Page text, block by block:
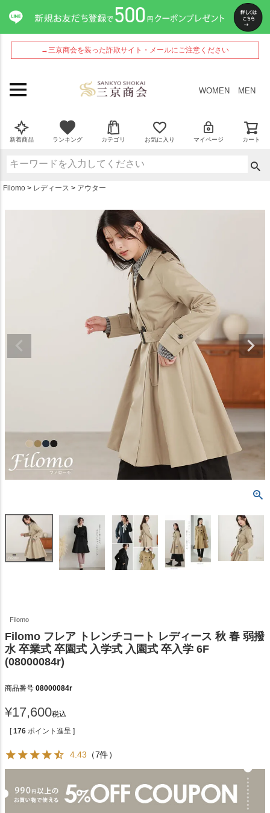
→三京商会を装った詐欺サイト・メールにご注意ください
WOMEN MEN
新着商品 ランキング カテゴリ お気に入り マイページ カート
Filomo レディース アウター
Filomo
Filomo フレア トレンチコート レディース 秋 春 弱撥
水 卒業式 卒園式 入学式 入園式 卒入学 6F
(08000084r)
商品番号 08000084r
¥17,600税込
[ 176 ポイント進呈 ]
4.43 （7件）
ペー
ジト
ップ
へ